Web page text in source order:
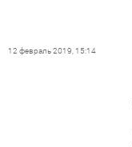
12 февраль 2019, 15:14